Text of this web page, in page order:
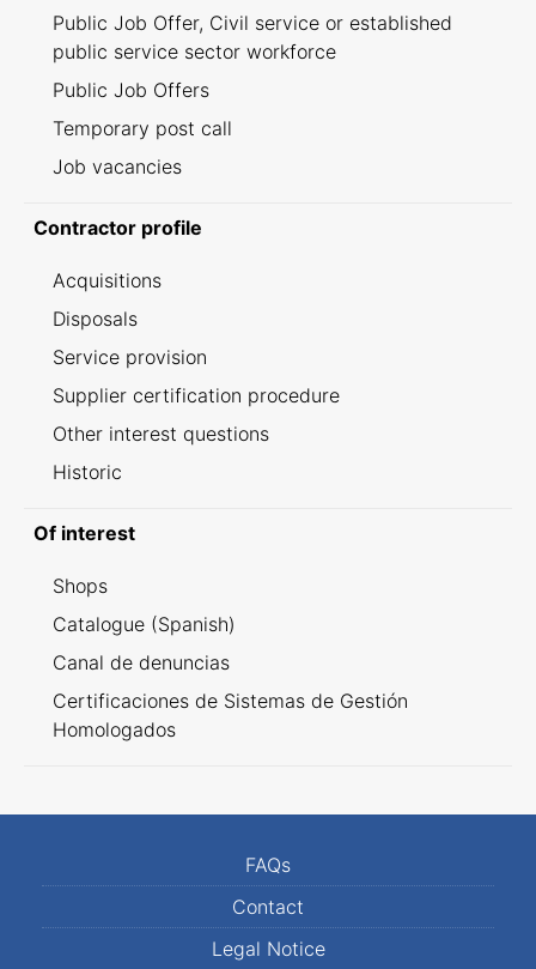
Public Job Offer, Civil service or established
public service sector workforce
Public Job Offers
Temporary post call
Job vacancies
Contractor profile
Acquisitions
Disposals
Service provision
Supplier certification procedure
Other interest questions
Historic
Of interest
Shops
Catalogue (Spanish)
Canal de denuncias
Certificaciones de Sistemas de Gestión
Homologados
FAQs
Contact
Legal Notice